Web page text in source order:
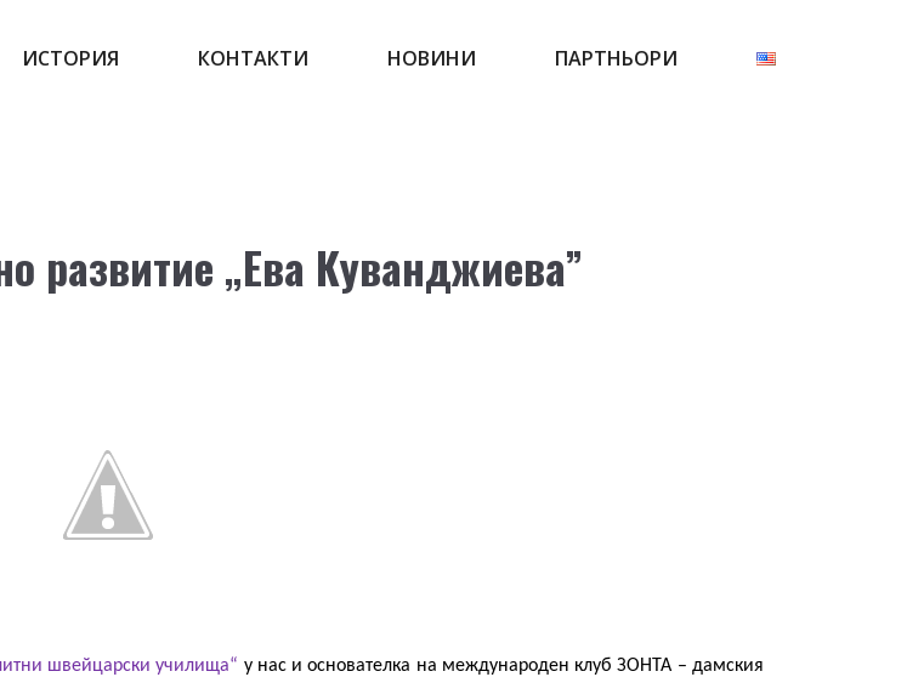
ИСТОРИЯ КОНТАКТИ НОВИНИ ПАРТНЬОРИ
развитие „Ева Куванджиева”
швейцарски училища“ у нас и основателка на международен клуб ЗОНТА – дамския